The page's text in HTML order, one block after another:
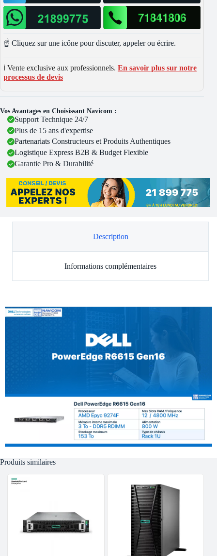
☝️ Cliquez sur une icône pour discuter, appeler ou écrire.
ℹ️ Vente exclusive aux professionnels. En savoir plus sur notre
processus de devis
Vos Avantages en Choisissant Navicom :
Support Technique 24/7
Plus de 15 ans d'expertise
Partenariats Constructeurs et Produits Authentiques
Logistique Express B2B & Budget Flexible
Garantie Pro & Durabilité
Description
Informations complémentaires
Produits similaires